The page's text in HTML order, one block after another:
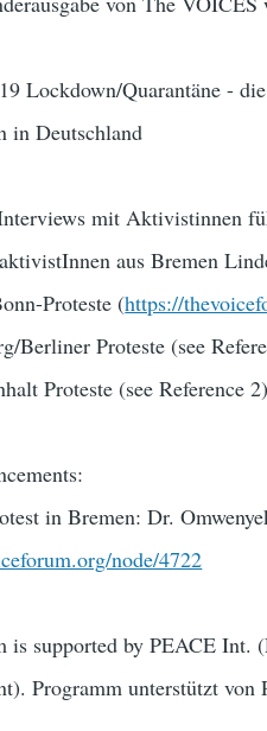
Lockdown/Quarantäne -
in Deutschland
mit Aktivistinnen
aus Bremen
Proteste (https://
Berliner Proteste (see
Proteste (see Reference 2)
in Bremen: Dr.
node/4722
is supported by PEACE Int.
Programm unterstützt